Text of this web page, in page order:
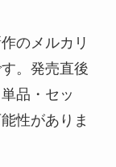
のメルカリ
。発売直後
品・セッ
性がありま